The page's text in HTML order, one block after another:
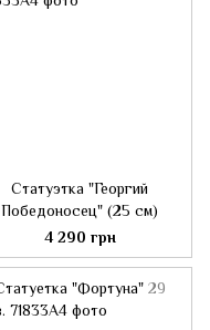
Статуэтка "Георгий
Победоносец" (25 см)
4 290 грн